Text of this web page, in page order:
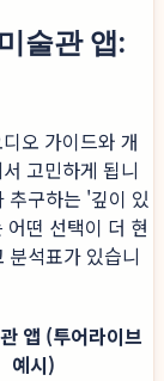
술관 앱:
오 가이드와 개
고민하게 됩니
추구하는 '깊이 있
떤 선택이 더 현
분석표가 있습니
앱 (투어라이브
예시)